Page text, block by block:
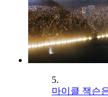
5.
마이클 잭슨